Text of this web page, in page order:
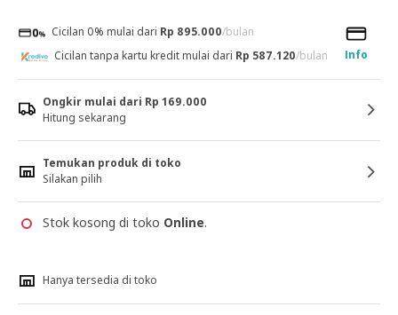
Cicilan 0% mulai dari Rp 895.000/bulan
Info
Cicilan tanpa kartu kredit mulai dari Rp 587.120/bulan
Ongkir mulai dari Rp 169.000
Hitung sekarang
Temukan produk di toko
Silakan pilih
Stok kosong di toko Online.
Hanya tersedia di toko